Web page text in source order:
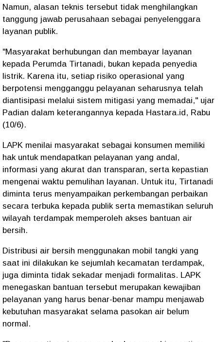
Namun, alasan teknis tersebut tidak menghilangkan
tanggung jawab perusahaan sebagai penyelenggara
layanan publik.
"Masyarakat berhubungan dan membayar layanan
kepada Perumda Tirtanadi, bukan kepada penyedia
listrik. Karena itu, setiap risiko operasional yang
berpotensi mengganggu pelayanan seharusnya telah
diantisipasi melalui sistem mitigasi yang memadai," ujar
Padian dalam keterangannya kepada Hastara.id, Rabu
(10/6).
LAPK menilai masyarakat sebagai konsumen memiliki
hak untuk mendapatkan pelayanan yang andal,
informasi yang akurat dan transparan, serta kepastian
mengenai waktu pemulihan layanan. Untuk itu, Tirtanadi
diminta terus menyampaikan perkembangan perbaikan
secara terbuka kepada publik serta memastikan seluruh
wilayah terdampak memperoleh akses bantuan air
bersih.
Distribusi air bersih menggunakan mobil tangki yang
saat ini dilakukan ke sejumlah kecamatan terdampak,
juga diminta tidak sekadar menjadi formalitas. LAPK
menegaskan bantuan tersebut merupakan kewajiban
pelayanan yang harus benar-benar mampu menjawab
kebutuhan masyarakat selama pasokan air belum
normal.